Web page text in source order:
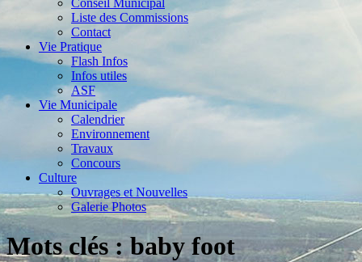
Conseil Municipal
Liste des Commissions
Contact
Vie Pratique
Flash Infos
Infos utiles
ASF
Vie Municipale
Calendrier
Environnement
Travaux
Concours
Culture
Ouvrages et Nouvelles
Galerie Photos
Mots clés : baby foot